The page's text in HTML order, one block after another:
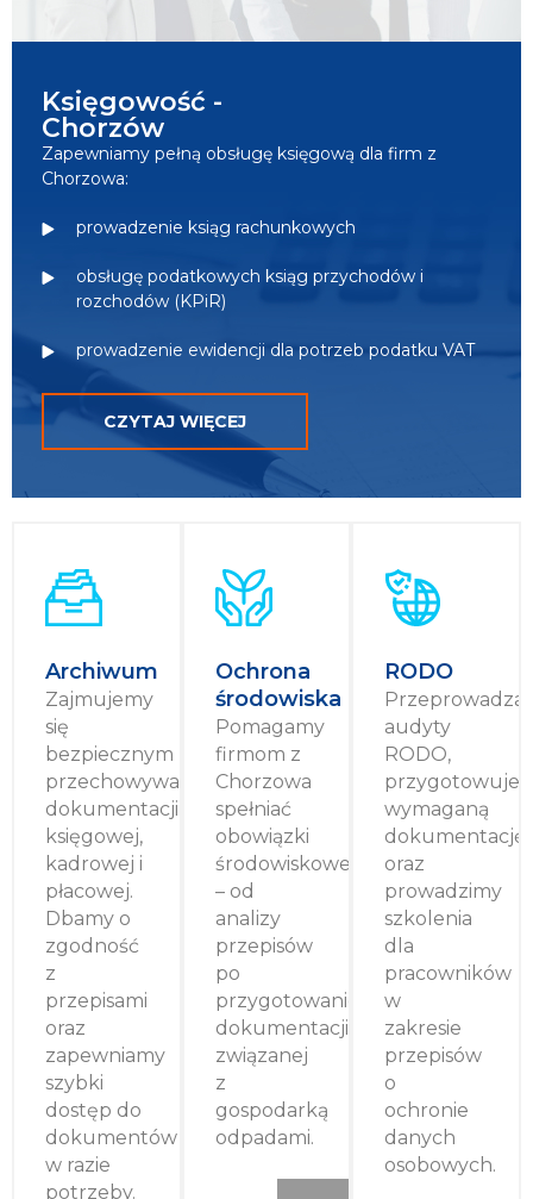
Księgowość -
Chorzów
Zapewniamy pełną obsługę księgową dla firm z
Chorzowa:
prowadzenie ksiąg rachunkowych
obsługę podatkowych ksiąg przychodów i
rozchodów (KPiR)
prowadzenie ewidencji dla potrzeb podatku VAT
CZYTAJ WIĘCEJ
Archiwum
Zajmujemy
się
bezpiecznym
przechowywaniem
dokumentacji
księgowej,
kadrowej i
płacowej.
Dbamy o
zgodność
z
przepisami
oraz
zapewniamy
szybki
dostęp do
dokumentów
w razie
potrzeby.
Ochrona
środowiska
Pomagamy
firmom z
Chorzowa
spełniać
obowiązki
środowiskowe
– od
analizy
przepisów
po
przygotowanie
dokumentacji
związanej
z
gospodarką
odpadami.
RODO
audyty
RODO,
wymaganą
dokumentację
oraz
prowadzimy
szkolenia
dla
pracowników
w
zakresie
przepisów
o
ochronie
danych
osobowych.